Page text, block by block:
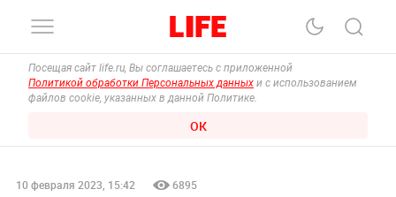
Посещая сайт life.ru, Вы соглашаетесь с приложенной
Политикой обработки Персональных данных и с использованием
файлов cookie, указанных в данной Политике.
ОК
10 февраля 2023, 15:42 6895